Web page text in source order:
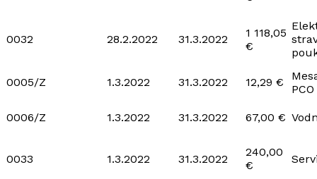
0032 28.2.2022 31.3.2022
1 118,05
€
0005/Z 1.3.2022 31.3.2022 12,29 €
PCO
0006/Z 1.3.2022 31.3.2022 67,00 €
0033 1.3.2022 31.3.2022
240,00
€